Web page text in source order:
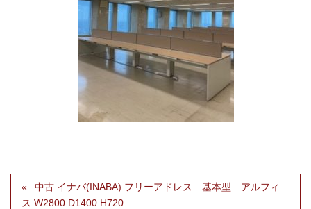
中古 イナバ(INABA) フリーアドレス 基本型 アルフィ
ス W2800 D1400 H720